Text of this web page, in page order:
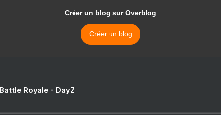
Créer un blog sur Overblog
Créer un blog
Royale - DayZ